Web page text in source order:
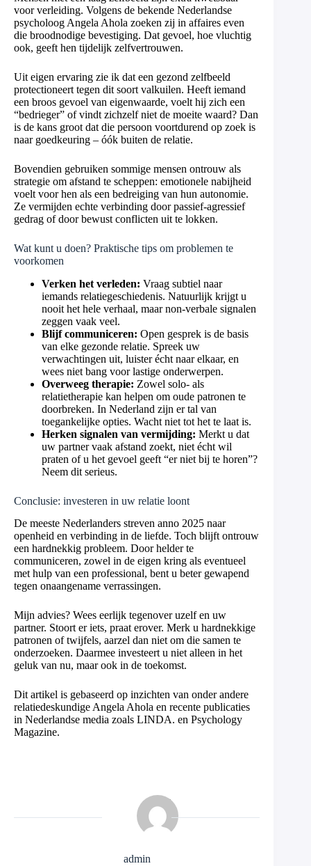
voor verleiding. Volgens de bekende Nederlandse
psycholoog Angela Ahola zoeken zij in affaires even
die broodnodige bevestiging. Dat gevoel, hoe vluchtig
ook, geeft hen tijdelijk zelfvertrouwen.
Uit eigen ervaring zie ik dat een gezond zelfbeeld
protectioneert tegen dit soort valkuilen. Heeft iemand
een broos gevoel van eigenwaarde, voelt hij zich een
“bedrieger” of vindt zichzelf niet de moeite waard? Dan
is de kans groot dat die persoon voortdurend op zoek is
naar goedkeuring – óók buiten de relatie.
Bovendien gebruiken sommige mensen ontrouw als
strategie om afstand te scheppen: emotionele nabijheid
voelt voor hen als een bedreiging van hun autonomie.
Ze vermijden echte verbinding door passief-agressief
gedrag of door bewust conflicten uit te lokken.
Wat kunt u doen? Praktische tips om problemen te
voorkomen
Verken het verleden: Vraag subtiel naar
iemands relatiegeschiedenis. Natuurlijk krijgt u
nooit het hele verhaal, maar non-verbale signalen
zeggen vaak veel.
Blijf communiceren: Open gesprek is de basis
van elke gezonde relatie. Spreek uw
verwachtingen uit, luister écht naar elkaar, en
wees niet bang voor lastige onderwerpen.
Overweeg therapie: Zowel solo- als
relatietherapie kan helpen om oude patronen te
doorbreken. In Nederland zijn er tal van
toegankelijke opties. Wacht niet tot het te laat is.
Herken signalen van vermijding: Merkt u dat
uw partner vaak afstand zoekt, niet écht wil
praten of u het gevoel geeft “er niet bij te horen”?
Neem dit serieus.
Conclusie: investeren in uw relatie loont
De meeste Nederlanders streven anno 2025 naar
openheid en verbinding in de liefde. Toch blijft ontrouw
een hardnekkig probleem. Door helder te
communiceren, zowel in de eigen kring als eventueel
met hulp van een professional, bent u beter gewapend
tegen onaangename verrassingen.
Mijn advies? Wees eerlijk tegenover uzelf en uw
partner. Stoort er iets, praat erover. Merk u hardnekkige
patronen of twijfels, aarzel dan niet om die samen te
onderzoeken. Daarmee investeert u niet alleen in het
geluk van nu, maar ook in de toekomst.
Dit artikel is gebaseerd op inzichten van onder andere
relatiedeskundige Angela Ahola en recente publicaties
in Nederlandse media zoals LINDA. en Psychology
Magazine.
admin